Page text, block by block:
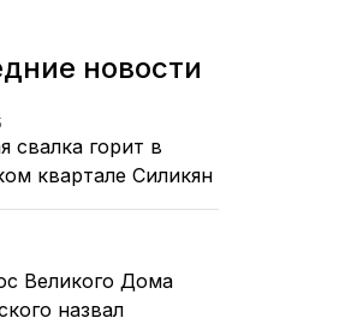
новости
свалка горит в
квартале Силикян
Великого Дома
назвал